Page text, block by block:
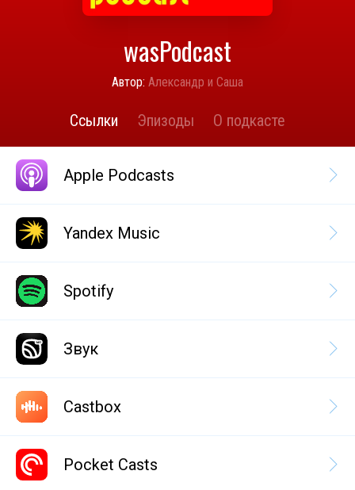
wasPodcast
Автор: Александр и Саша
Ссылки Эпизоды О подкасте
Apple Podcasts
Yandex Music
Spotify
Звук
Castbox
Pocket Casts